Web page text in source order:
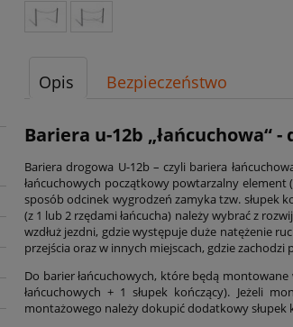
Opis Bezpieczeństwo
Bariera u-12b „łańcuchowa“
Bariera drogowa U-12b – czyli bariera
łańcuchowych początkowy powtarzalny element
sposób odcinek wygrodzeń zamyka tzw. słupek
(z 1 lub 2 rzędami łańcucha) należy wybrać z
wzdłuż jezdni, gdzie występuje duże natężenie
przejścia oraz w innych miejscach, gdzie
Do barier łańcuchowych, które będą
łańcuchowych + 1 słupek kończący). Jeżeli
montażowego należy dokupić dodatkowy